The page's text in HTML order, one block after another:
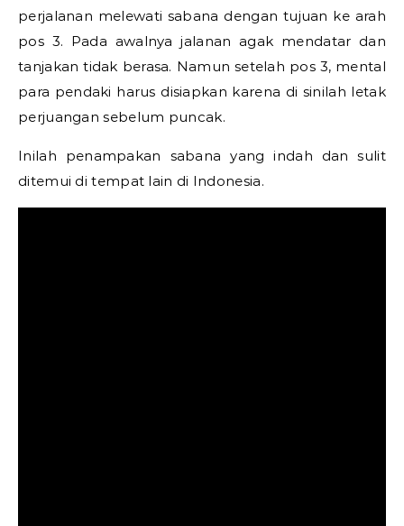
perjalanan melewati sabana dengan tujuan ke arah
pos 3. Pada awalnya jalanan agak mendatar dan
tanjakan tidak berasa. Namun setelah pos 3, mental
para pendaki harus disiapkan karena di sinilah letak
perjuangan sebelum puncak.
Inilah penampakan sabana yang indah dan sulit
ditemui di tempat lain di Indonesia.